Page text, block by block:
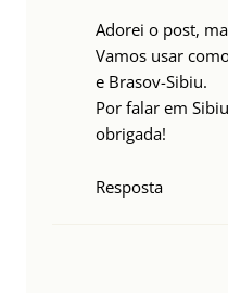
Adorei o post,
Vamos usar
e Brasov-Sibiu.
Por falar em
obrigada!
Resposta